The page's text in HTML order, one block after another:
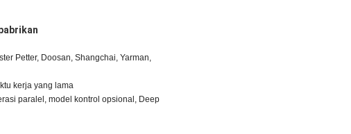
Petter, Doosan, Shangchai, Yarman,
kerja yang lama
paralel, model kontrol opsional, Deep